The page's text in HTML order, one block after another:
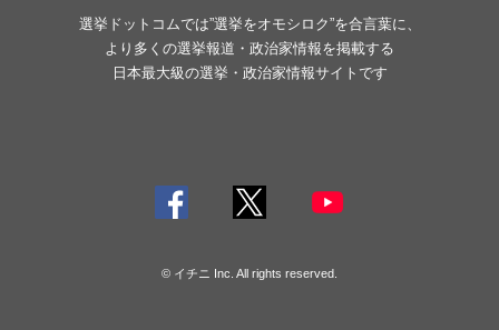
選挙ドットコムでは”選挙をオモシロク”を合言葉に、
より多くの選挙報道・政治家情報を掲載する
日本最大級の選挙・政治家情報サイトです
© イチニ Inc. All rights reserved.